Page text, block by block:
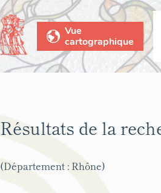
Vue
cartographique
Résultats de la
(Département : Rhône)